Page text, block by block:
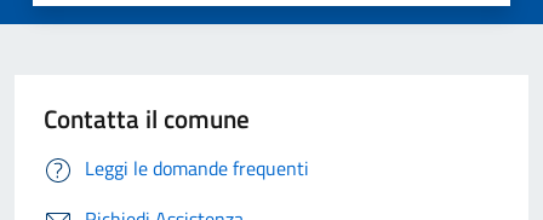
Contatta il comune
Leggi le domande frequenti